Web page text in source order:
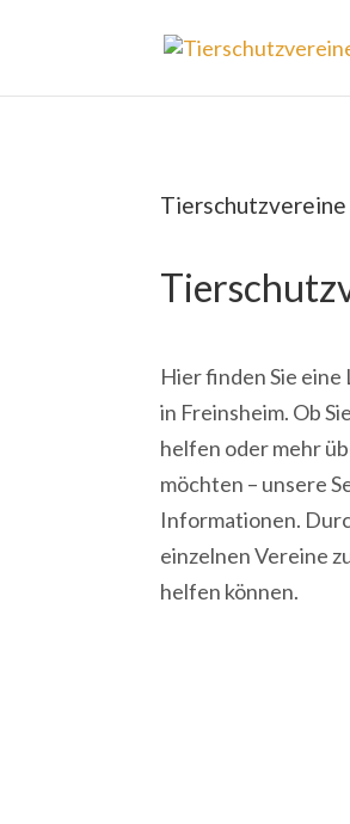
Hier finden Sie
in Freinsheim. Ob
helfen oder mehr
möchten – unsere
Informationen.
einzelnen Vereine
helfen können.